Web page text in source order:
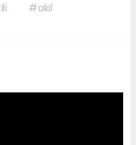
#akıl